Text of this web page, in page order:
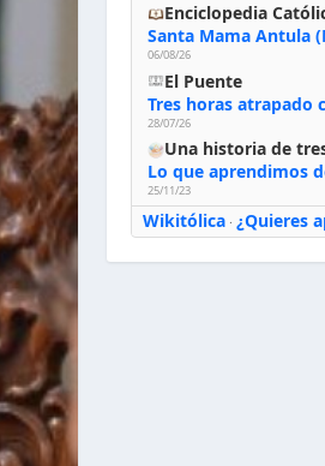
Enciclopedia
06/08/26
El Puente
28/07/26
Una historia de
25/11/23
Wikitólica· ¿Quieres